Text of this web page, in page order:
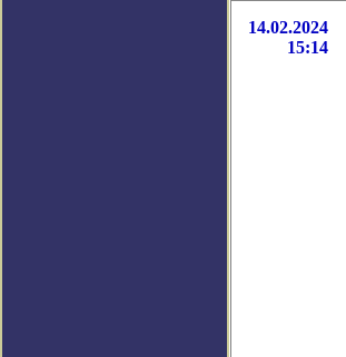
14.02.2024
15:14